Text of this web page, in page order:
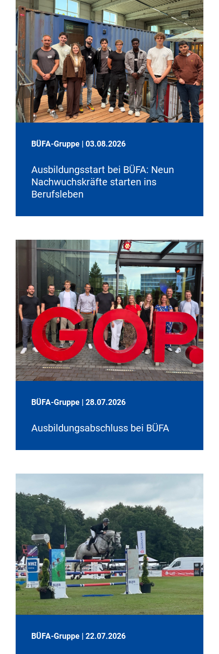
BÜFA-Gruppe | 03.08.2026
Ausbildungsstart bei BÜFA: Neun
Nachwuchskräfte starten ins
Berufsleben
BÜFA-Gruppe | 28.07.2026
Ausbildungsabschluss bei BÜFA
BÜFA-Gruppe | 22.07.2026